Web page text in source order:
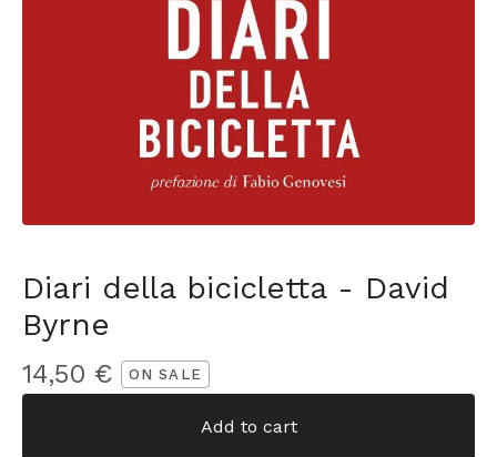
Diari della bicicletta - David
Byrne
14,50 € ON SALE
Add to cart